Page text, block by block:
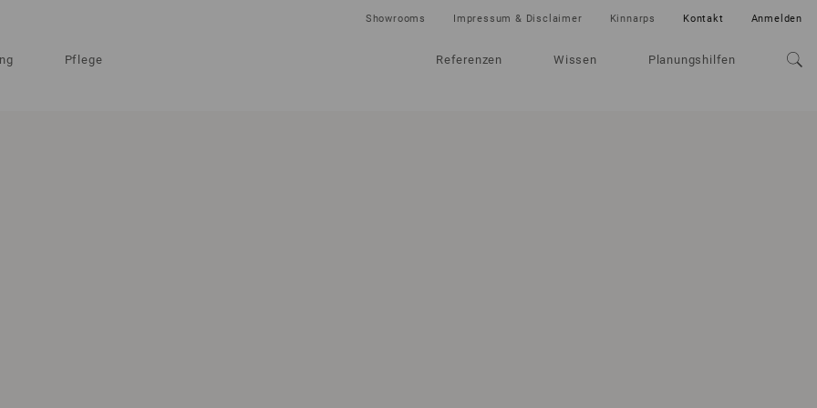
Pflege Referenzen Wissen Planungshilfen
Showrooms Impressum & Disclaimer Kinnarps Kontakt Anmelden